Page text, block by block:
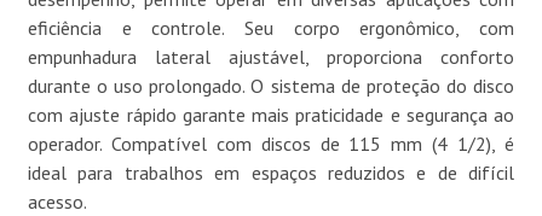
eficiência e controle. Seu corpo ergonômico, com
empunhadura lateral ajustável, proporciona conforto
durante o uso prolongado. O sistema de proteção do disco
com ajuste rápido garante mais praticidade e segurança ao
operador. Compatível com discos de 115 mm (4 1/2), é
ideal para trabalhos em espaços reduzidos e de difícil
acesso.